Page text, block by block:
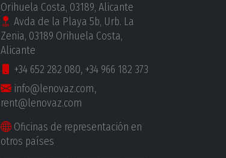
Orihuela Costa, 03189, Alicante
Avda de la Playa 5b, Urb. La
Zenia, 03189 Orihuela Costa,
Alicante
+34 652 282 080, +34 966 182 373
info@lenovaz.com,
rent@lenovaz.com
Oficinas de representación en
otros países